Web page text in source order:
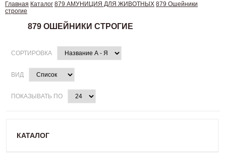
Главная Каталог 879 АМУНИЦИЯ ДЛЯ ЖИВОТНЫХ 879 Ошейники
строгие
879 ОШЕЙНИКИ СТРОГИЕ
СОРТИРОВКА
ВИД
ПОКАЗЫВАТЬ ПО
КАТАЛОГ